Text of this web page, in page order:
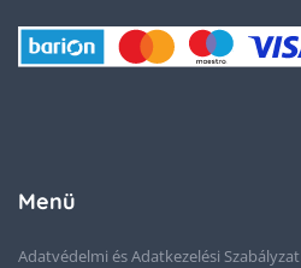
Menü
Adatvédelmi és Adatkezelési Szabályzat